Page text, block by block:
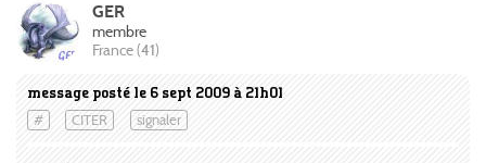
message posté le 6 sept 2009 à 21h01
# CITER signaler
GER
membre
France (41)